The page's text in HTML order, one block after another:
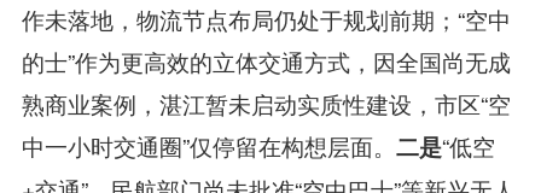
作未落地，物流节点布局仍处于规划前期；“空中
的士”作为更高效的立体交通方式，因全国尚无成
熟商业案例，湛江暂未启动实质性建设，市区“空
中一小时交通圈”仅停留在构想层面。 二是“低空